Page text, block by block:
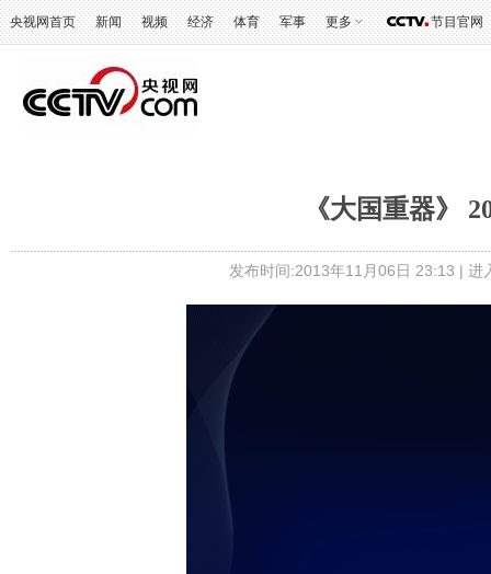
央视网首页 新闻 视频 经济 体育 军事 更多 节目官网
《大国重器》
发布时间:2013年11月06日 23:13 | 进